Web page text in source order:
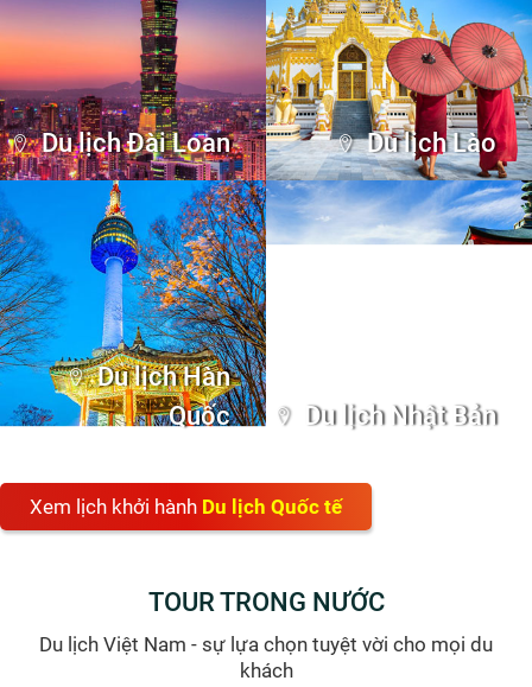
Du lịch Đài Loan Du lịch Lào
Du lịch Hàn
Quốc
Du lịch Nhật Bản
Xem lịch khởi hành Du lịch Quốc tế
TOUR TRONG NƯỚC
Du lịch Việt Nam - sự lựa chọn tuyệt vời cho mọi du
khách